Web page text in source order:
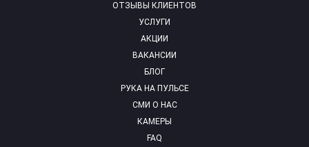
ОТЗЫВЫ КЛИЕНТОВ
УСЛУГИ
АКЦИИ
ВАКАНСИИ
БЛОГ
РУКА НА ПУЛЬСЕ
СМИ О НАС
КАМЕРЫ
FAQ